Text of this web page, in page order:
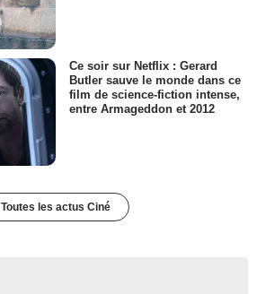
Ce soir sur Netflix : Gerard
Butler sauve le monde dans ce
film de science-fiction intense,
entre Armageddon et 2012
Toutes les actus Ciné